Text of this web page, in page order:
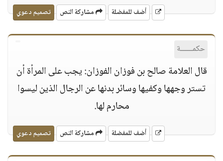
أضف للمفضلة مشاركة النص تصميم دعوي
حكمــــــة
قال العلامة صالح بن فوزان الفوزان: يجب على المرأة أن
تستر وجهها وكفيها وسائر بدنها عن الرجال الذين ليسوا
محارم لها.
أضف للمفضلة مشاركة النص تصميم دعوي